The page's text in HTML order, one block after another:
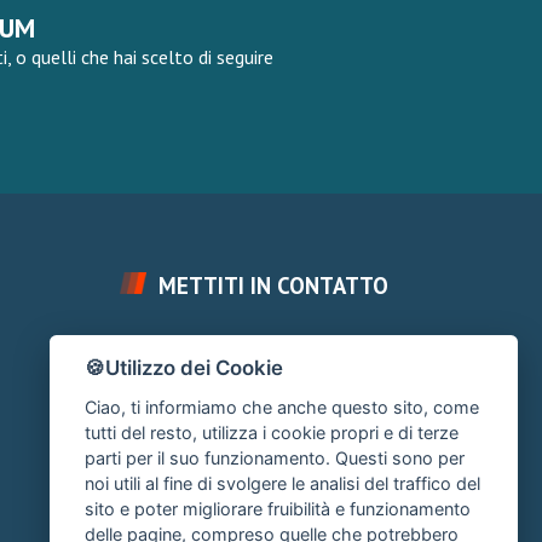
o quelli che hai scelto di seguire
METTITI IN CONTATTO
FAI UNA DOMANDA
Chiedi un Consiglio
SUPPORTO FORUM
Area Ticket
CONTATTA L'AMMINISTRAZIONE
🍪Utilizzo dei Cookie
Ciao, ti informiamo che anche questo sito, come
tutti del resto, utilizza i cookie propri e di terze
parti per il suo funzionamento. Questi sono per
noi utili al fine di svolgere le analisi del traffico del
sito e poter migliorare fruibilità e funzionamento
delle pagine, compreso quelle che potrebbero